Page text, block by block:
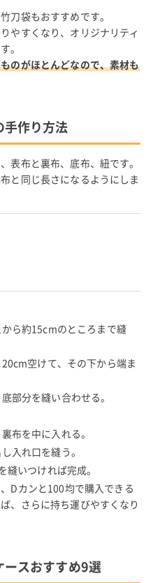
刀袋もおすすめです。
やすくなり、オリジナリティ
。
のがほとんどなので、素材も
作り方法
表布と裏布、底布、紐です。
と同じ長さになるようにしま
ら約15cmのところまで縫
空けて、その下から端ま
部分を縫い合わせる。
布を中に入れる。
入れ口を縫う。
縫いつければ完成。
Dカンと100均で購入できる
、さらに持ち運びやすくなり
ースおすすめ9選